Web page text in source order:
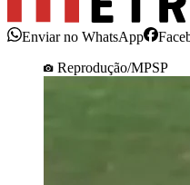
Enviar no WhatsApp
Reprodução/MPSP